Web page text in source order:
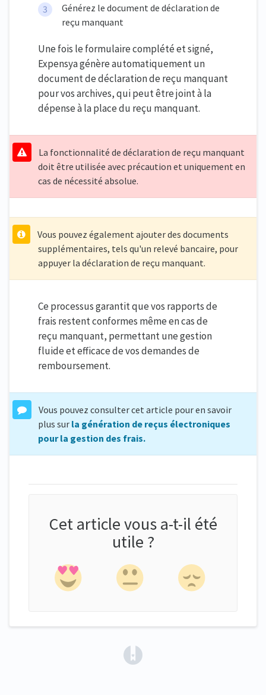
Générez le document de déclaration de
reçu manquant
Une fois le formulaire complété et signé,
Expensya génère automatiquement un
document de déclaration de reçu manquant
pour vos archives, qui peut être joint à la
dépense à la place du reçu manquant.
La fonctionnalité de déclaration de reçu manquant
doit être utilisée avec précaution et uniquement en
cas de nécessité absolue.
Vous pouvez également ajouter des documents
supplémentaires, tels qu'un relevé bancaire, pour
appuyer la déclaration de reçu manquant.
Ce processus garantit que vos rapports de
frais restent conformes même en cas de
reçu manquant, permettant une gestion
fluide et efficace de vos demandes de
remboursement.
Vous pouvez consulter cet article pour en savoir
plus sur la génération de reçus électroniques
pour la gestion des frais.
Cet article vous a-t-il été
utile ?